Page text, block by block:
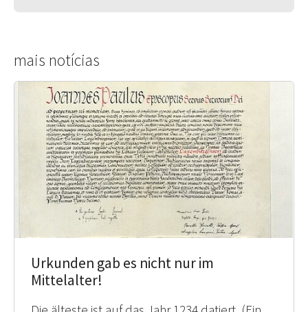
mais notícias
Urkunden gab es nicht nur im
Mittelalter!